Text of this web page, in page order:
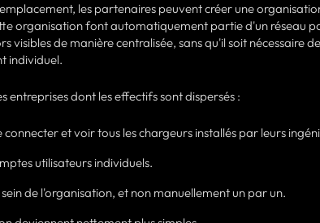
les partenaires peuvent créer une
organisation font automatiquement partie d'un réseau
visibles de manière centralisée, sans qu'il soit nécessaire de
individuel.
entreprises dont les effectifs sont dispersés :
connecter et voir tous les chargeurs installés par leurs
utilisateurs individuels.
de l'organisation, et non manuellement un par un.